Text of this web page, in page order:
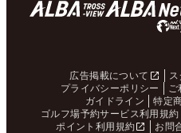
広告掲載について
プライバシーポリシー
ご
ガイドライン
特定
ゴルフ場予約サービス利用規約
ポイント利用規約
お問